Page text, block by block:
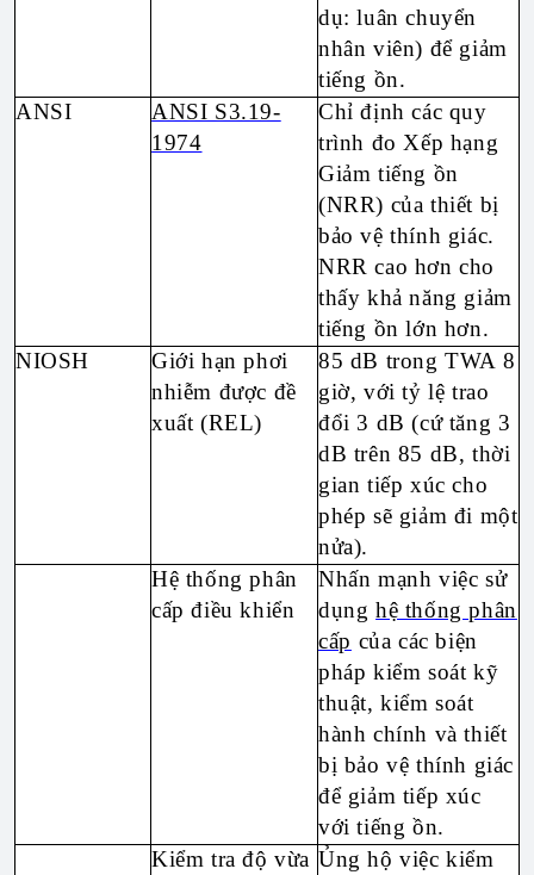
dụ: luân chuyển
nhân viên) để giảm
tiếng ồn.
ANSI
ANSI S3.19-
1974
Chỉ định các quy
trình đo Xếp hạng
Giảm tiếng ồn
(NRR) của thiết bị
bảo vệ thính giác.
NRR cao hơn cho
thấy khả năng giảm
tiếng ồn lớn hơn.
NIOSH
Giới hạn phơi
nhiễm được đề
xuất (REL)
85 dB trong TWA 8
giờ, với tỷ lệ trao
đổi 3 dB (cứ tăng 3
dB trên 85 dB, thời
gian tiếp xúc cho
phép sẽ giảm đi một
nửa).
Hệ thống phân
cấp điều khiển
Nhấn mạnh việc sử
dụnghệ thống phân
cấp của các biện
pháp kiểm soát kỹ
thuật, kiểm soát
hành chính và thiết
bị bảo vệ thính giác
để giảm tiếp xúc
với tiếng ồn.
Kiểm tra độ vừa Ủng hộ việc kiểm